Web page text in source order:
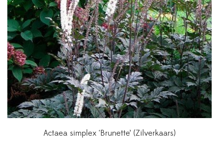
Actaea simplex ‘Brunette’ (Zilverkaars)